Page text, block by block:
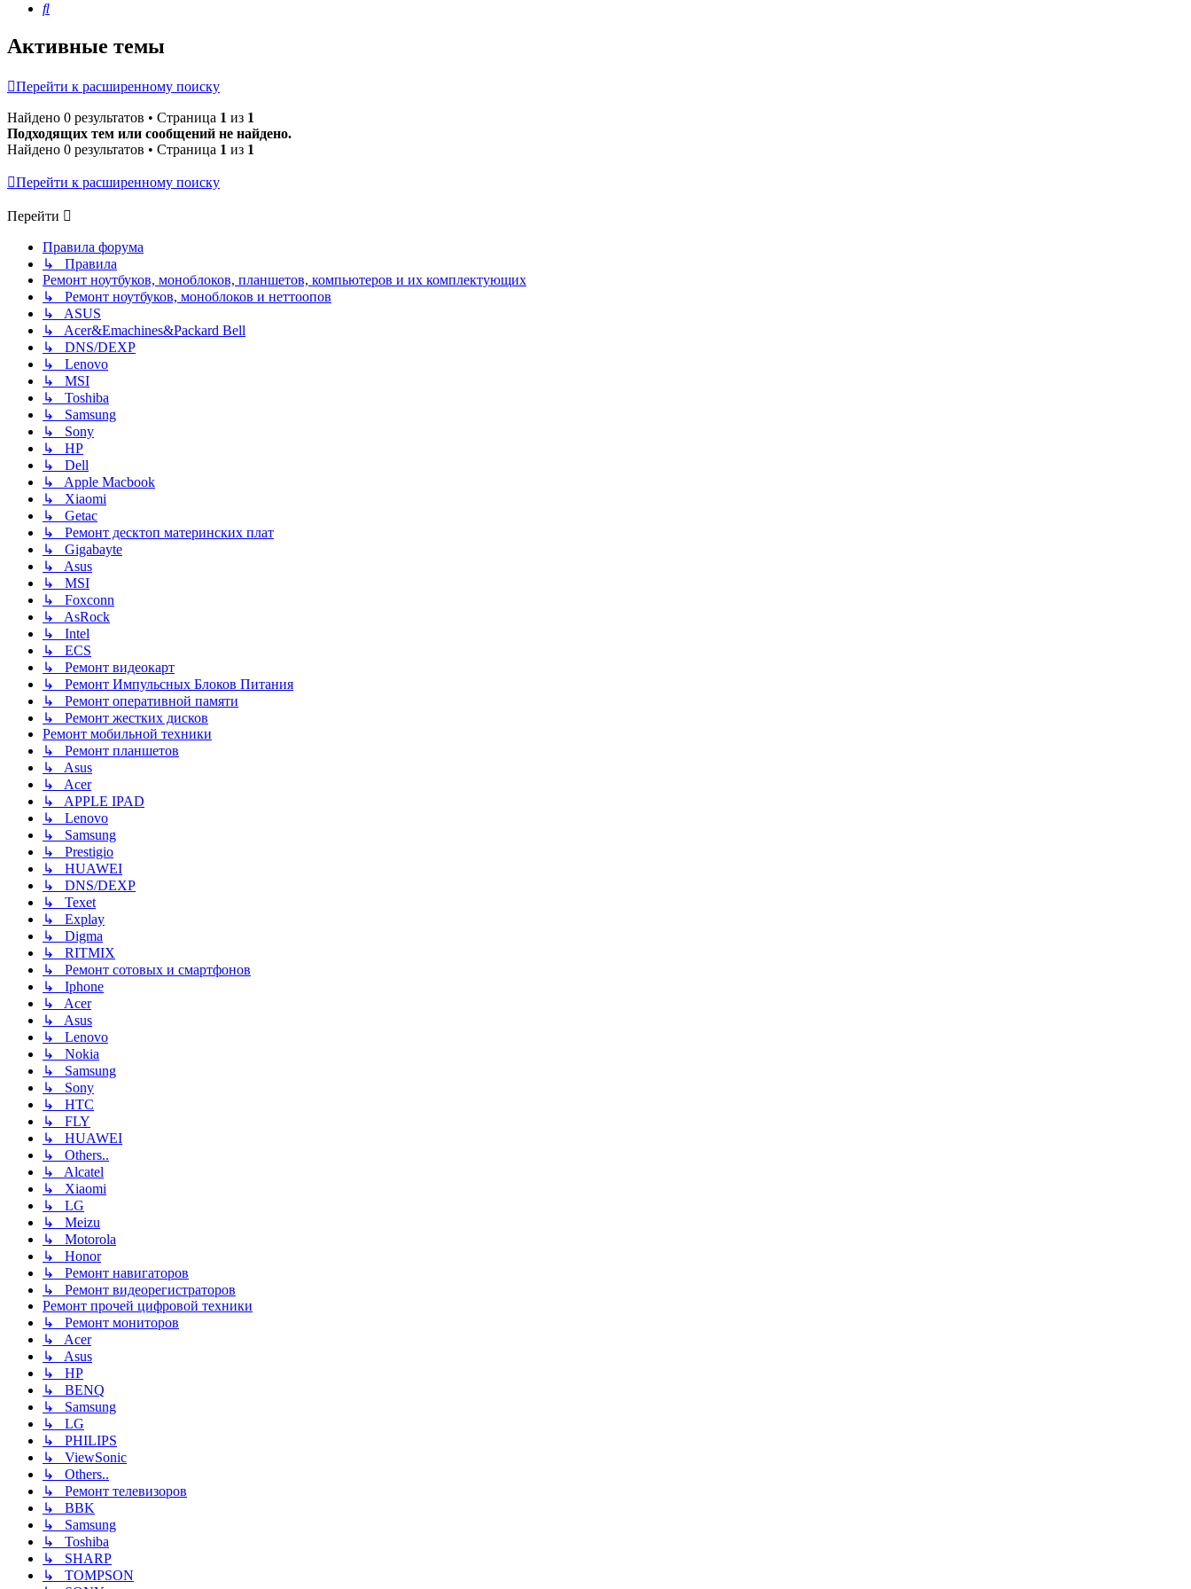
Поиск
Активные темы
Перейти к расширенному поиску
Найдено 0 результатов • Страница 1 из 1
Подходящих тем или сообщений не найдено.
Найдено 0 результатов • Страница 1 из 1
Перейти к расширенному поиску
Перейти
Правила форума
↳ Правила
Ремонт ноутбуков, моноблоков, планшетов, компьютеров и их комплектующих
↳ Ремонт ноутбуков, моноблоков и неттоопов
↳ ASUS
↳ Acer&Emachines&Packard Bell
↳ DNS/DEXP
↳ Lenovo
↳ MSI
↳ Toshiba
↳ Samsung
↳ Sony
↳ HP
↳ Dell
↳ Apple Macbook
↳ Xiaomi
↳ Getac
↳ Ремонт десктоп материнских плат
↳ Gigabayte
↳ Asus
↳ MSI
↳ Foxconn
↳ AsRock
↳ Intel
↳ ECS
↳ Ремонт видеокарт
↳ Ремонт Импульсных Блоков Питания
↳ Ремонт оперативной памяти
↳ Ремонт жестких дисков
Ремонт мобильной техники
↳ Ремонт планшетов
↳ Asus
↳ Acer
↳ APPLE IPAD
↳ Lenovo
↳ Samsung
↳ Prestigio
↳ HUAWEI
↳ DNS/DEXP
↳ Texet
↳ Explay
↳ Digma
↳ RITMIX
↳ Ремонт сотовых и смартфонов
↳ Iphone
↳ Acer
↳ Asus
↳ Lenovo
↳ Nokia
↳ Samsung
↳ Sony
↳ HTC
↳ FLY
↳ HUAWEI
↳ Others..
↳ Alcatel
↳ Xiaomi
↳ LG
↳ Meizu
↳ Motorola
↳ Honor
↳ Ремонт навигаторов
↳ Ремонт видеорегистраторов
Ремонт прочей цифровой техники
↳ Ремонт мониторов
↳ Acer
↳ Asus
↳ HP
↳ BENQ
↳ Samsung
↳ LG
↳ PHILIPS
↳ ViewSonic
↳ Others..
↳ Ремонт телевизоров
↳ BBK
↳ Samsung
↳ Toshiba
↳ SHARP
↳ TOMPSON